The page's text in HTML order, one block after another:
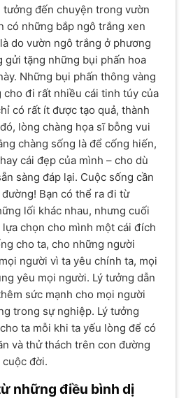
tưởng đến chuyện trong vườn
có những bắp ngô trắng xen
do vườn ngô trắng ở phương
gửi tặng những bụi phấn hoa
Những bụi phấn thông vàng
cho đi rất nhiều cái tinh túy của
có rất ít được tạo quả, thành
lòng chàng họa sĩ bỗng vui
chàng sống là để cống hiến,
cái đẹp của mình – cho dù
sàng đáp lại. Cuộc sống cần
Bạn có thể ra đi từ
lối khác nhau, nhưng cuối
chọn cho mình một cái đích
cho ta, cho những người
người vì ta yêu chính ta, mọi
yêu mọi người. Lý tưởng dẫn
sức mạnh cho mọi người
trong sự nghiệp. Lý tưởng
ta mỗi khi ta yếu lòng để có
và thử thách trên con đường
đời.
những điều bình dị